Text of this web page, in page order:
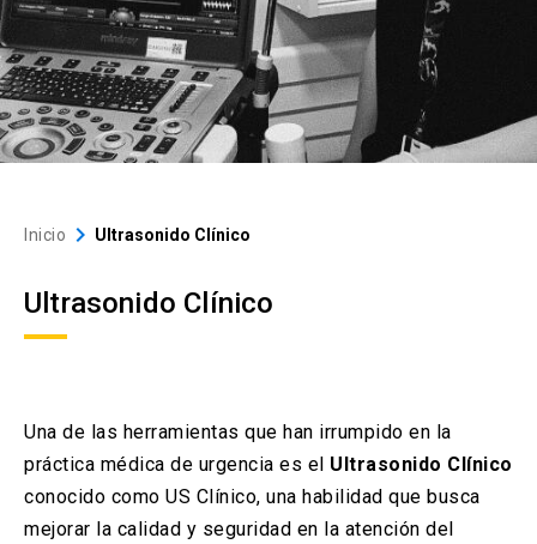
Ultrasonido Clínico
Recursos keyboard_arrow_down
Inicio keyboard_arrow_right Ultrasonido Clínico
Ultrasonido Clínico
Una de las herramientas que han irrumpido en la
práctica médica de urgencia es el Ultrasonido Clínico
conocido como US Clínico, una habilidad que busca
mejorar la calidad y seguridad en la atención del